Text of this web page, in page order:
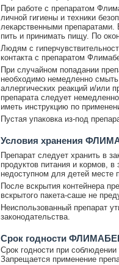
При работе с препаратом
личной гигиены и техники
лекарственными препаратами.
пить и принимать пищу. По
Людям с
контакта с препаратом
При случайном попадании
необходимо немедленно
аллергических реакций и/или
препарата следует
иметь инструкцию по
Пустая упаковка из-под
Условия хранения
Препарат следует хранить в
продуктов питания и кормов,
недоступном для детей месте
После вскрытия контейнера
вскрытого пакета-саше не
Неиспользованный препарат
законодательства.
Срок годности
Срок годности при
Запрещается применение